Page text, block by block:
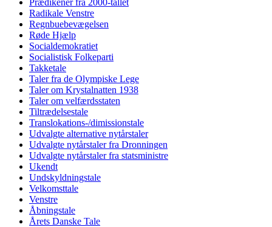
Prædikener fra 2000-tallet
Radikale Venstre
Regnbuebevægelsen
Røde Hjælp
Socialdemokratiet
Socialistisk Folkeparti
Takketale
Taler fra de Olympiske Lege
Taler om Krystalnatten 1938
Taler om velfærdsstaten
Tiltrædelsestale
Translokations-/dimissionstale
Udvalgte alternative nytårstaler
Udvalgte nytårstaler fra Dronningen
Udvalgte nytårstaler fra statsministre
Ukendt
Undskyldningstale
Velkomsttale
Venstre
Åbningstale
Årets Danske Tale